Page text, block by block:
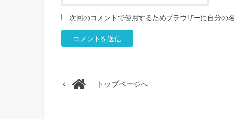
次回のコメントで使用するためブラウザーに自分の
トップページへ